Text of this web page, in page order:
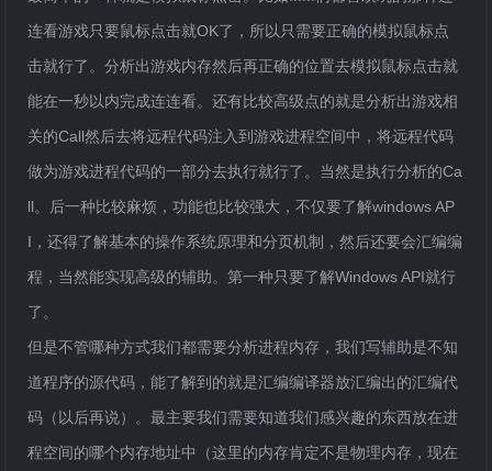
连看游戏只要鼠标点击就OK了，所以只需要正确的模拟鼠标点
击就行了。分析出游戏内存然后再正确的位置去模拟鼠标点击就
能在一秒以内完成连连看。还有比较高级点的就是分析出游戏相
关的Call然后去将远程代码注入到游戏进程空间中，将远程代码
做为游戏进程代码的一部分去执行就行了。当然是执行分析的Ca
ll。后一种比较麻烦，功能也比较强大，不仅要了解windows AP
I，还得了解基本的操作系统原理和分页机制，然后还要会汇编编
程，当然能实现高级的辅助。第一种只要了解Windows API就行
了。
但是不管哪种方式我们都需要分析进程内存，我们写辅助是不知
道程序的源代码，能了解到的就是汇编编译器放汇编出的汇编代
码（以后再说）。最主要我们需要知道我们感兴趣的东西放在进
程空间的哪个内存地址中（这里的内存肯定不是物理内存，现在